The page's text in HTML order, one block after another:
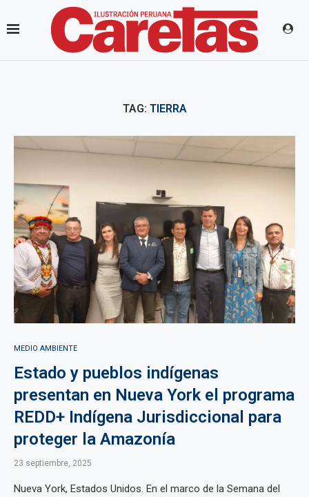
TAG: TIERRA
MEDIO AMBIENTE
Estado y pueblos indígenas
presentan en Nueva York el programa
REDD+ Indígena Jurisdiccional para
proteger la Amazonía
23 septiembre, 2025
Nueva York, Estados Unidos. En el marco de la Semana del